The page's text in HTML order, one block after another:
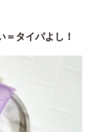
タイパよし！